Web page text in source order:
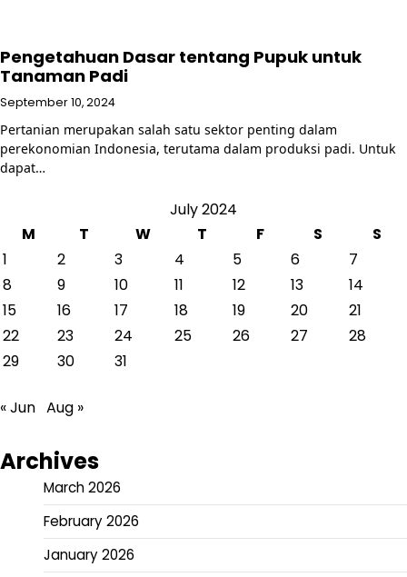
Pengetahuan Dasar tentang Pupuk untuk
Tanaman Padi
September 10, 2024
Pertanian merupakan salah satu sektor penting dalam
perekonomian Indonesia, terutama dalam produksi padi. Untuk
dapat…
July 2024
M
T W T F S
S
1
2 3 4 5 6
7
8
9 10 11 12 13
14
15
16 17 18 19 20
21
22
23 24 25 26 27
28
29
30 31
« Jun Aug »
Archives
March 2026
February 2026
January 2026